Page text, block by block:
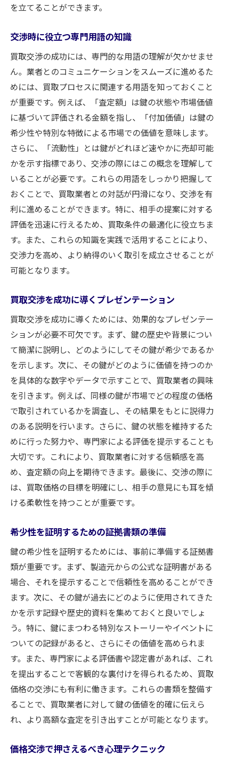
を立てることができます。
交渉時に役立つ専門用語の知識
買取交渉の成功には、専門的な用語の理解が欠かせませ
ん。業者とのコミュニケーションをスムーズに進めるた
めには、買取プロセスに関連する用語を知っておくこと
が重要です。例えば、「査定額」は鍵の状態や市場価値
に基づいて評価される金額を指し、「付加価値」は鍵の
希少性や特別な特徴による市場での価値を意味します。
さらに、「流動性」とは鍵がどれほど速やかに売却可能
かを示す指標であり、交渉の際にはこの概念を理解して
いることが必要です。これらの用語をしっかり把握して
おくことで、買取業者との対話が円滑になり、交渉を有
利に進めることができます。特に、相手の提案に対する
評価を迅速に行えるため、買取条件の最適化に役立ちま
す。また、これらの知識を実践で活用することにより、
交渉力を高め、より納得のいく取引を成立させることが
可能となります。
買取交渉を成功に導くプレゼンテーション
買取交渉を成功に導くためには、効果的なプレゼンテー
ションが必要不可欠です。まず、鍵の歴史や背景につい
て簡潔に説明し、どのようにしてその鍵が希少であるか
を示します。次に、その鍵がどのように価値を持つのか
を具体的な数字やデータで示すことで、買取業者の興味
を引きます。例えば、同様の鍵が市場でどの程度の価格
で取引されているかを調査し、その結果をもとに説得力
のある説明を行います。さらに、鍵の状態を維持するた
めに行った努力や、専門家による評価を提示することも
大切です。これにより、買取業者に対する信頼感を高
め、査定額の向上を期待できます。最後に、交渉の際に
は、買取価格の目標を明確にし、相手の意見にも耳を傾
ける柔軟性を持つことが重要です。
希少性を証明するための証拠書類の準備
鍵の希少性を証明するためには、事前に準備する証拠書
類が重要です。まず、製造元からの公式な証明書がある
場合、それを提示することで信頼性を高めることができ
ます。次に、その鍵が過去にどのように使用されてきた
かを示す記録や歴史的資料を集めておくと良いでしょ
う。特に、鍵にまつわる特別なストーリーやイベントに
ついての記録があると、さらにその価値を高められま
す。また、専門家による評価書や認定書があれば、これ
を提出することで客観的な裏付けを得られるため、買取
価格の交渉にも有利に働きます。これらの書類を整備す
ることで、買取業者に対して鍵の価値を的確に伝えら
れ、より高額な査定を引き出すことが可能となります。
価格交渉で押さえるべき心理テクニック